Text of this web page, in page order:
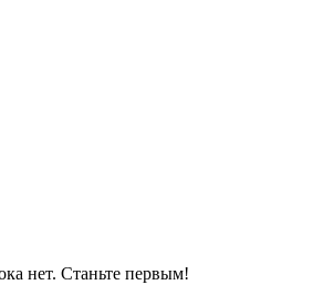
нет. Станьте первым!